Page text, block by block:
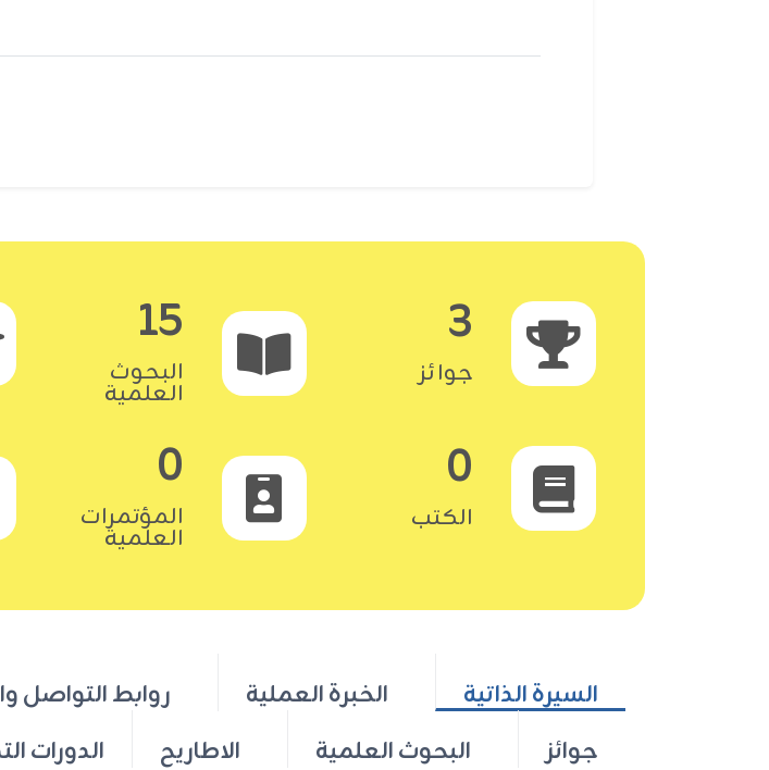
3
جوائز
15
البحوث
العلمية
0
الكتب
0
المؤتمرات
العلمية
السيرة الذاتية الخبرة العملية روابط التواصل
جوائز
البحوث العلمية الاطاريح الدورات